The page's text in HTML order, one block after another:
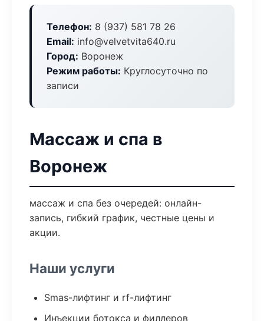
Телефон: 8 (937) 581 78 26
Email: info@velvetvita640.ru
Город: Воронеж
Режим работы: Круглосуточно по
записи
Массаж и спа в
Воронеж
массаж и спа без очередей: онлайн-
запись, гибкий график, честные цены и
акции.
Наши услуги
Smas-лифтинг и rf-лифтинг
Инъекции ботокса и филлеров